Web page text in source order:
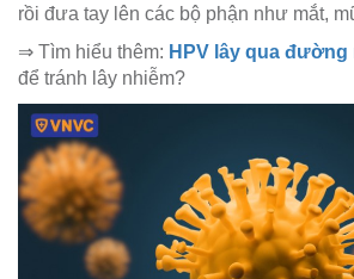
rồi đưa tay lên các bộ phận như mắt,
⇒ Tìm hiểu thêm: HPV lây qua đường
để tránh lây nhiễm?